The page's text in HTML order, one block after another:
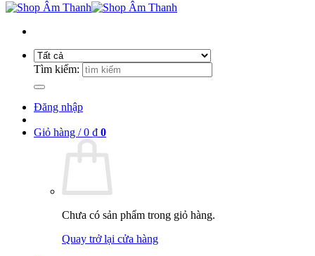
Tìm kiếm:
Đăng nhập
Giỏ hàng /0 ₫ 0
Chưa có sản phẩm trong giỏ hàng.
Quay trở lại cửa hàng